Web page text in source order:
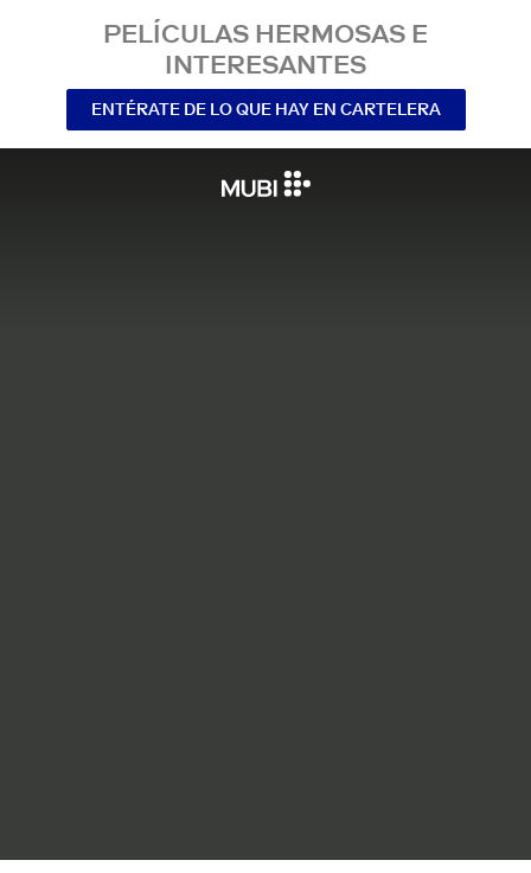
PELÍCULAS HERMOSAS E
INTERESANTES
ENTÉRATE DE LO QUE HAY EN CARTELERA